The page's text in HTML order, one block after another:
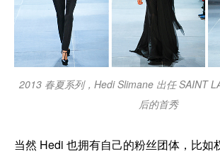
2013 春夏系列，Hedi Slimane 出任 SAINT
后的首秀
当然 Hedi 也拥有自己的粉丝团体，比如